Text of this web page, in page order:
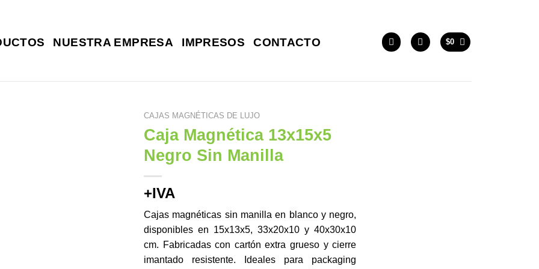
NUESTRA EMPRESA IMPRESOS CONTACTO $0
CAJAS MAGNÉTICAS DE LUJO
Caja Magnética 13x15x5
Negro Sin Manilla
+IVA
Cajas magnéticas sin manilla en blanco y negro,
disponibles en 15x13x5, 33x20x10 y 40x30x10
cm. Fabricadas con cartón extra grueso y cierre
imantado resistente. Ideales para packaging